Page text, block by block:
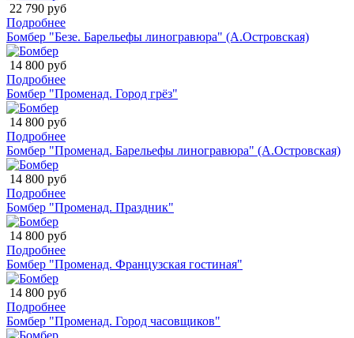
22 790 руб
Подробнее
Бомбер "Безе. Барельефы линогравюра" (А.Островская)
14 800 руб
Подробнее
Бомбер "Променад. Город грёз"
14 800 руб
Подробнее
Бомбер "Променад. Барельефы линогравюра" (А.Островская)
14 800 руб
Подробнее
Бомбер "Променад. Праздник"
14 800 руб
Подробнее
Бомбер "Променад. Французская гостиная"
14 800 руб
Подробнее
Бомбер "Променад. Город часовщиков"